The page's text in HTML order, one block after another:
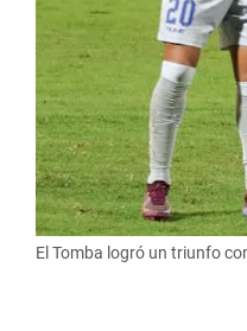
El Tomba logró un triunfo